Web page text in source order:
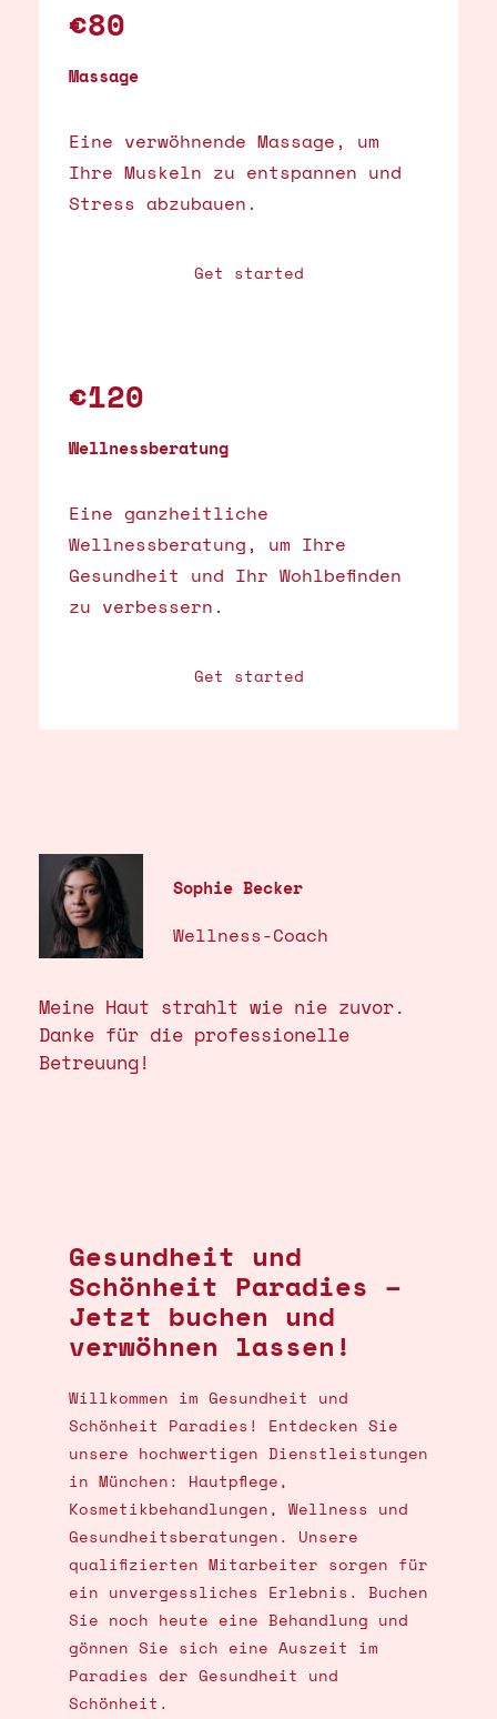
€80
Massage
Eine verwöhnende Massage, um
Ihre Muskeln zu entspannen und
Stress abzubauen.
Get started
€120
Wellnessberatung
Eine ganzheitliche
Wellnessberatung, um Ihre
Gesundheit und Ihr Wohlbefinden
zu verbessern.
Get started
Sophie Becker
Wellness-Coach
Meine Haut strahlt wie nie zuvor.
Danke für die professionelle
Betreuung!
Gesundheit und
Schönheit Paradies –
Jetzt buchen und
verwöhnen lassen!
Willkommen im Gesundheit und
Schönheit Paradies! Entdecken Sie
unsere hochwertigen Dienstleistungen
in München: Hautpflege,
Kosmetikbehandlungen, Wellness und
Gesundheitsberatungen. Unsere
qualifizierten Mitarbeiter sorgen für
ein unvergessliches Erlebnis. Buchen
Sie noch heute eine Behandlung und
gönnen Sie sich eine Auszeit im
Paradies der Gesundheit und
Schönheit.